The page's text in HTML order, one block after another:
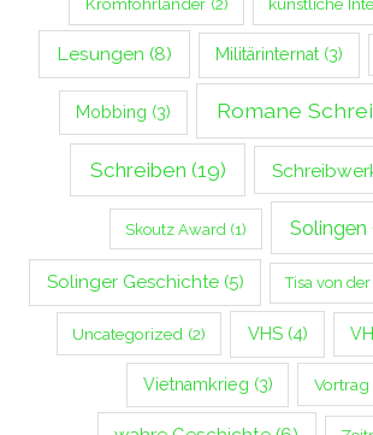
Lesungen (8) Militärinternat(3)
Mobbing (3) Romane
Schreiben (19)
Skoutz Award (1) Solingen
Solinger Geschichte(5) Tisa von
Uncategorized (2) VHS(4)
Vietnamkrieg (3) Vortrag